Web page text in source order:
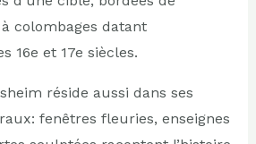
colombages datant
16e et 17e siècles.
réside aussi dans ses
fenêtres fleuries, enseignes